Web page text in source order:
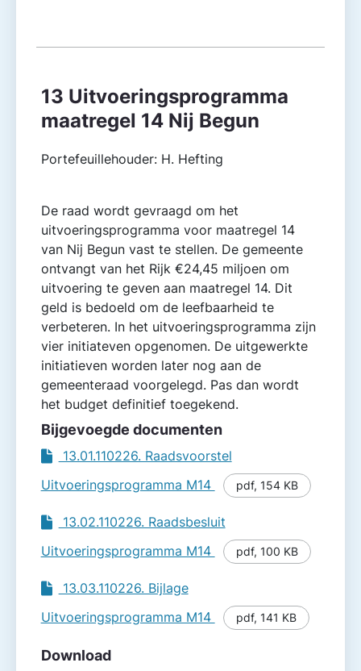
13 Uitvoeringsprogramma
maatregel 14 Nij Begun
Portefeuillehouder: H. Hefting
De raad wordt gevraagd om het
uitvoeringsprogramma voor maatregel 14
van Nij Begun vast te stellen. De gemeente
ontvangt van het Rijk €24,45 miljoen om
uitvoering te geven aan maatregel 14. Dit
geld is bedoeld om de leefbaarheid te
verbeteren. In het uitvoeringsprogramma zijn
vier initiateven opgenomen. De uitgewerkte
initiatieven worden later nog aan de
gemeente­raad voorgelegd. Pas dan wordt
het budget definitief toegekend.
Bijgevoegde documenten
13.01.110226. Raadsvoorstel
Uitvoeringsprogramma M14
pdf, 154 KB
13.02.110226. Raadsbesluit
Uitvoeringsprogramma M14
pdf, 100 KB
13.03.110226. Bijlage
Uitvoeringsprogramma M14
pdf, 141 KB
Download